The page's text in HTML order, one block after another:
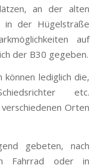
an der alten
in der Hügelstraße
auf
der B30 gegeben.
können lediglich die,
etc.
Orten
gebeten, nach
Fahrrad oder in